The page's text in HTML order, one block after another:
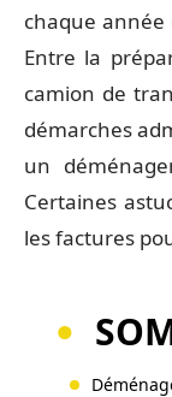
chaque
Entre la
camion de
démarches
un
Certaines
les factures